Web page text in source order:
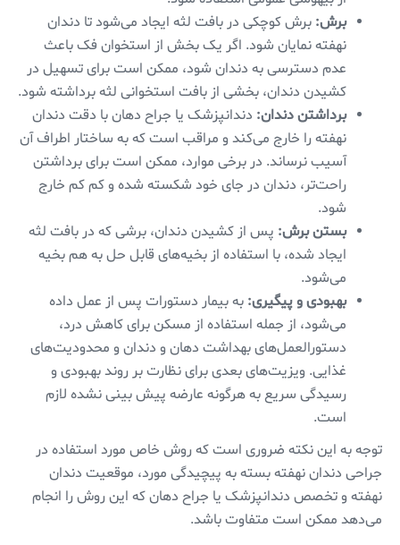
برش: برش کوچکی در بافت لثه ایجاد می‌شود تا دندان
نهفته نمایان شود. اگر یک بخش از استخوان فک باعث
عدم دسترسی به دندان شود، ممکن است برای تسهیل در
کشیدن دندان، بخشی از بافت استخوانی لثه برداشته ‌شود.
برداشتن دندان: دندانپزشک یا جراح دهان با دقت دندان
نهفته را خارج می‌کند و مراقب است که به ساختار اطراف آن
آسیب نرساند. در برخی موارد، ممکن است برای برداشتن
راحت‌تر، دندان در جای خود شکسته شده و کم کم خارج
شود.
بستن برش: پس از کشیدن دندان، برشی که در بافت لثه
ایجاد شده، با استفاده از بخیه‌های قابل حل به هم بخیه
می‌شود.
بهبودی و پیگیری: به بیمار دستورات پس از عمل داده
می‌شود، از جمله استفاده از مسکن برای کاهش درد،
دستورالعمل‌های بهداشت دهان و دندان و محدودیت‌های
غذایی. ویزیت‌های بعدی برای نظارت بر روند بهبودی و
رسیدگی سریع به هرگونه عارضه پیش بینی نشده لازم
است.
توجه به این نکته ضروری است که روش خاص مورد استفاده در
جراحی دندان نهفته بسته به پیچیدگی مورد، موقعیت دندان
نهفته و تخصص دندانپزشک یا جراح دهان که این روش را انجام
می‌دهد ممکن است متفاوت باشد.